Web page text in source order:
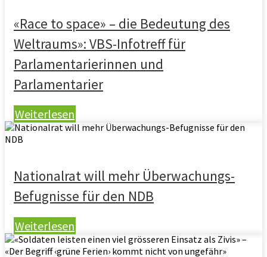
«Race to space» – die Bedeutung des
Weltraums»: VBS-Infotreff für
Parlamentarierinnen und
Parlamentarier
Weiterlesen
Nationalrat will mehr Überwachungs-
Befugnisse für den NDB
Weiterlesen